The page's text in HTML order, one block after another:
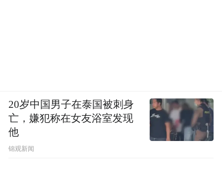
20岁中国男子在泰国被刺身
亡，嫌犯称在女友浴室发现
他
锦观新闻